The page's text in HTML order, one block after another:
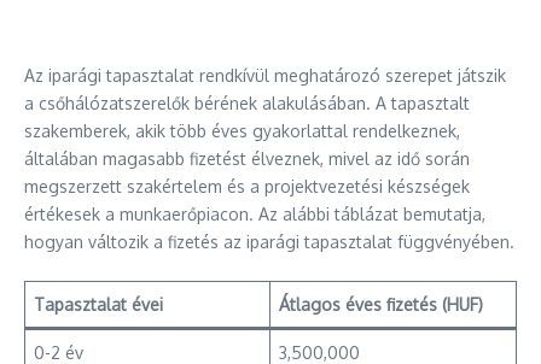
Az iparági tapasztalat rendkívül meghatározó szerepet játszik
a csőhálózatszerelők bérének alakulásában. A tapasztalt
szakemberek, akik több éves gyakorlattal rendelkeznek,
általában magasabb fizetést élveznek, mivel az idő során
megszerzett szakértelem és a projektvezetési készségek
értékesek a munkaerőpiacon. Az alábbi táblázat bemutatja,
hogyan változik a fizetés az iparági tapasztalat függvényében.
Tapasztalat évei Átlagos éves fizetés (HUF)
0-2 év 3,500,000